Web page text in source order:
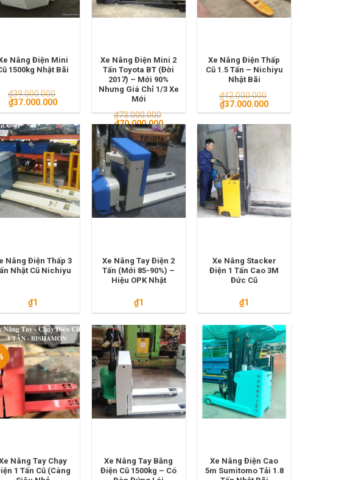
Nâng Điện Mini
1500kg Nhật Bãi
₫39.000.000
Giá
gốc
₫39.000.000.
₫37.000.000Giá
là:
₫37.000.000.
Xe Nâng Điện Mini 2
Tấn Toyota BT (Đời
2017) – Mới 90%
Nhưng Giá Chỉ 1/3 Xe
Mới
₫73.000.000
Giá
gốc
là:
₫73.000.000.
₫70.000.000Giá
hiện
tại
là:
₫70.000.000.
Xe Nâng Điện Thấp
Cũ 1.5 Tấn – Nichiyu
Nhật Bãi
₫42.000.000
Giá
gốc
₫42.000.000.
₫37.000.000Giá
hiện
Nâng Điện Thấp 3
Nhật Cũ Nichiyu
₫1
Xe Nâng Tay Điện 2
Tấn (Mới 85-90%) –
Hiệu OPK Nhật
₫1
Xe Nâng Stacker
Điện 1 Tấn Cao 3M
Đức Cũ
₫1
Nâng Tay Chạy
1 Tấn Cũ (Càng
Xe Nâng Tay Bằng
Điện Cũ 1500kg – Có
Xe Nâng Điện Cao
5m Sumitomo Tải 1.8